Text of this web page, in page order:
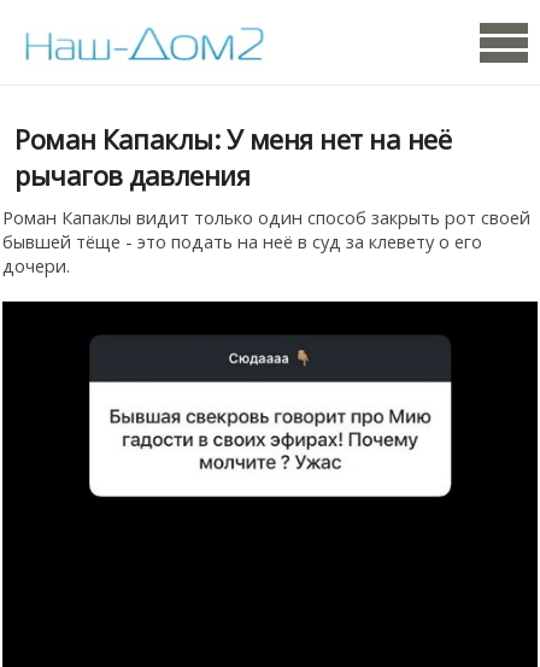
Роман Капаклы: У меня нет на неё
рычагов давления
Роман Капаклы видит только один способ закрыть рот своей
бывшей тёще - это подать на неё в суд за клевету о его
дочери.